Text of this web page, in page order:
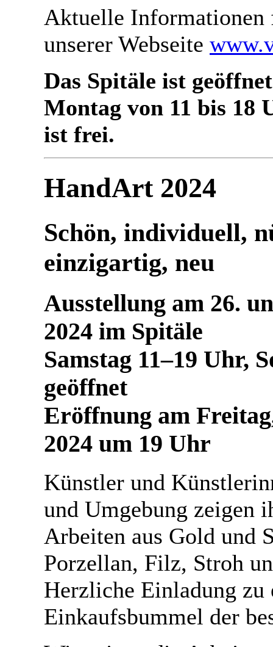
Aktuelle Informationen
unserer Webseite
Das Spitäle ist
Montag von 11 bis 18
ist frei.
HandArt 2024
Schön, individuell,
einzigartig, neu
Ausstellung am 26.
2024 im Spitäle
Samstag 11–19 Uhr,
geöffnet
Eröffnung am
2024 um 19 Uhr
Künstler und
und Umgebung zeigen
Arbeiten aus Gold und
Porzellan, Filz, Stroh
Herzliche Einladung zu
Einkaufsbummel der